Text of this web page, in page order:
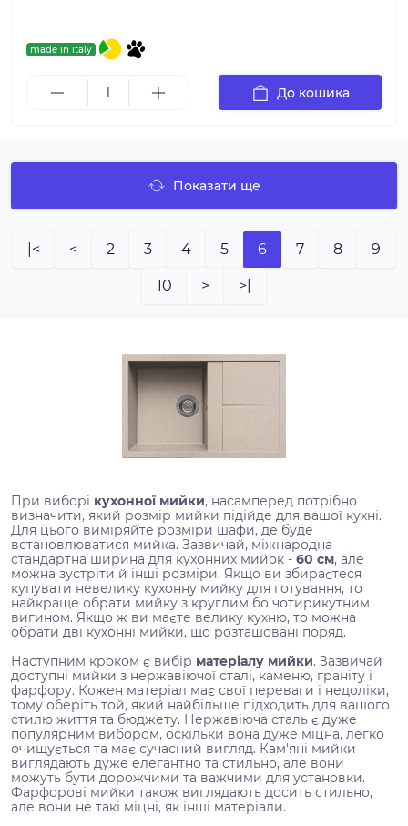
made in italy
До кошика
Показати ще
|< < 2 3 4 5 6 7 8 9
10 > >|
При виборі кухонної мийки, насамперед потрібно
визначити, який розмір мийки підійде для вашої кухні.
Для цього виміряйте розміри шафи, де буде
встановлюватися мийка. Зазвичай, міжнародна
стандартна ширина для кухонних мийок - 60 см, але
можна зустріти й інші розміри. Якщо ви збираєтеся
купувати невелику кухонну мийку для готування, то
найкраще обрати мийку з круглим бо чотирикутним
вигином. Якщо ж ви маєте велику кухню, то можна
обрати дві кухонні мийки, що розташовані поряд.
Наступним кроком є вибір матеріалу мийки. Зазвичай
доступні мийки з нержавіючої сталі, каменю, граніту і
фарфору. Кожен матеріал має свої переваги і недоліки,
тому оберіть той, який найбільше підходить для вашого
стилю життя та бюджету. Нержавіюча сталь є дуже
популярним вибором, оскільки вона дуже міцна, легко
очищується та має сучасний вигляд. Кам'яні мийки
виглядають дуже елегантно та стильно, але вони
можуть бути дорожчими та важчими для установки.
Фарфорові мийки також виглядають досить стильно,
але вони не такі міцні, як інші матеріали.